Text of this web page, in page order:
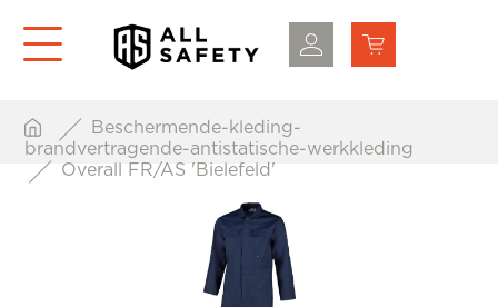
Beschermende-kleding-
brandvertragende-antistatische-werkkleding
Overall FR/AS 'Bielefeld'